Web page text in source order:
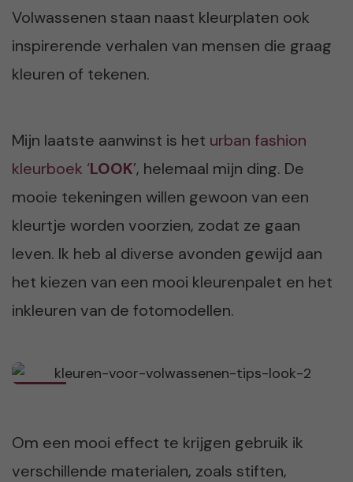
Volwassenen staan naast kleurplaten ook
inspirerende verhalen van mensen die graag
kleuren of tekenen.
Mijn laatste aanwinst is het urban fashion
kleurboek ‘LOOK’, helemaal mijn ding. De
mooie tekeningen willen gewoon van een
kleurtje worden voorzien, zodat ze gaan
leven. Ik heb al diverse avonden gewijd aan
het kiezen van een mooi kleurenpalet en het
inkleuren van de fotomodellen.
Om een mooi effect te krijgen gebruik ik
verschillende materialen, zoals stiften,